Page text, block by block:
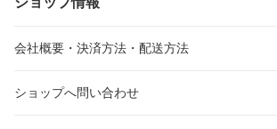
紙袋も同様の理由でございます。
梱包をお外しになる際は
会社概要・決済方法・配送方法
ショップへ問い合わせ